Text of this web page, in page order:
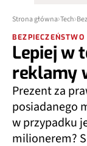
Strona główna Tech
BEZPIECZEŃSTWO
Lepiej w
reklamy
Prezent za
posiadanego
w przypadku
milionerem?